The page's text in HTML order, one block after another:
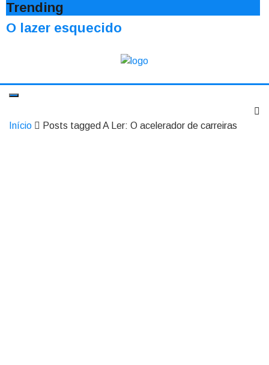
Trending
O lazer esquecido
Início Posts tagged A Ler: O acelerador de carreiras